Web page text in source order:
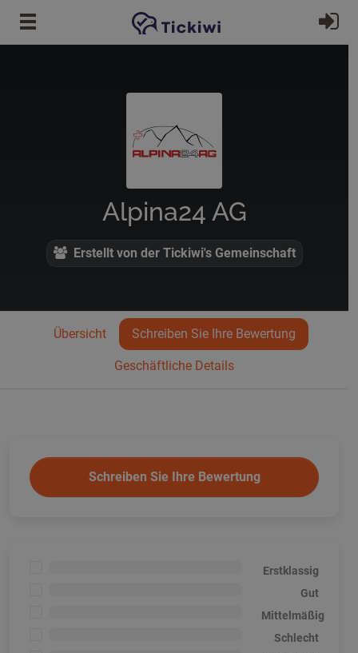
Zum Hauptinhalt springen
Alpina24 AG
Erstellt von der Tickiwi's Gemeinschaft
Übersicht Schreiben Sie Ihre Bewertung
Geschäftliche Details
Schreiben Sie Ihre Bewertung
Erstklassig
Gut
Mittelmäßig
Schlecht